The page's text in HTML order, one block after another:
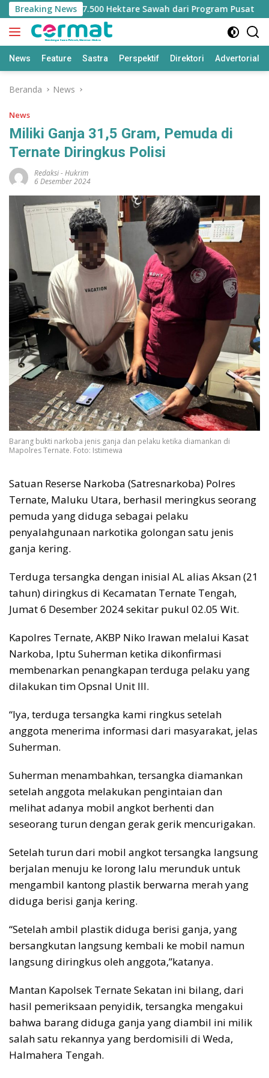
Langsung
ke
konten
Breaking News
Jatah 7.500 Hektare Sawah dari Program Pusat
News Feature Sastra Perspektif Direktori Advertorial
Beranda News
News
Miliki Ganja 31,5 Gram, Pemuda di
Ternate Diringkus Polisi
Redaksi-Hukrim
6 Desember 2024
Barang bukti narkoba jenis ganja dan pelaku ketika diamankan di
Mapolres Ternate. Foto: Istimewa
Satuan Reserse Narkoba (Satresnarkoba) Polres
Ternate, Maluku Utara, berhasil meringkus seorang
pemuda yang diduga sebagai pelaku
penyalahgunaan narkotika golongan satu jenis
ganja kering.
Terduga tersangka dengan inisial AL alias Aksan (21
tahun) diringkus di Kecamatan Ternate Tengah,
Jumat 6 Desember 2024 sekitar pukul 02.05 Wit.
Kapolres Ternate, AKBP Niko Irawan melalui Kasat
Narkoba, Iptu Suherman ketika dikonfirmasi
membenarkan penangkapan terduga pelaku yang
dilakukan tim Opsnal Unit III.
“Iya, terduga tersangka kami ringkus setelah
anggota menerima informasi dari masyarakat, jelas
Suherman.
Suherman menambahkan, tersangka diamankan
setelah anggota melakukan pengintaian dan
melihat adanya mobil angkot berhenti dan
seseorang turun dengan gerak gerik mencurigakan.
Setelah turun dari mobil angkot tersangka langsung
berjalan menuju ke lorong lalu merunduk untuk
mengambil kantong plastik berwarna merah yang
diduga berisi ganja kering.
“Setelah ambil plastik diduga berisi ganja, yang
bersangkutan langsung kembali ke mobil namun
langsung diringkus oleh anggota,”katanya.
Mantan Kapolsek Ternate Sekatan ini bilang, dari
hasil pemeriksaan penyidik, tersangka mengakui
bahwa barang diduga ganja yang diambil ini milik
salah satu rekannya yang berdomisili di Weda,
Halmahera Tengah.